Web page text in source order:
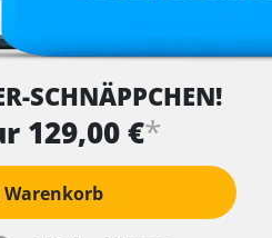
SCHNÄPPCHEN!
129,00 €*
Warenkorb